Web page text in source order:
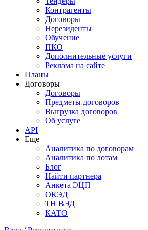
Контрагенты
Договоры
Нерезиденты
Обучение
ПКО
Дополнительные услуги
Реклама на сайте
Планы
Договоры
Договоры
Предметы договоров
Выгрузка договоров
Об услуге
API
Еще
Аналитика по договорам
Аналитика по лотам
Блог
Найти партнера
Анкета ЭЦП
ОКЭД
ТН ВЭД
КАТО